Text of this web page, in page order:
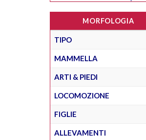
MORFOLOGIA
TIPO
MAMMELLA
ARTI & PIEDI
LOCOMOZIONE
FIGLIE
ALLEVAMENTI